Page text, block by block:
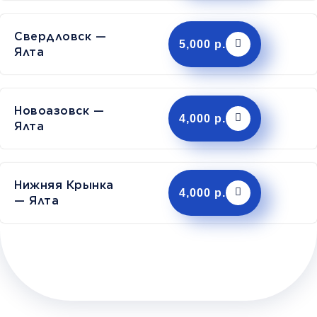
Свердловск —
Ялта
5,000 р.
Новоазовск —
Ялта
4,000 р.
Нижняя Крынка
— Ялта
4,000 р.